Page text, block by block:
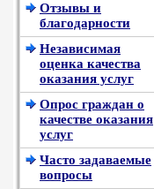
Отзывы и
благодарности
Независимая
оценка качества
оказания услуг
Опрос граждан о
качестве оказания
услуг
Часто задаваемые
вопросы